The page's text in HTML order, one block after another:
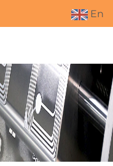
En
お見積もりを依頼する